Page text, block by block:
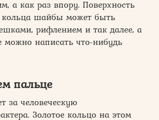
а как раз впору. Поверхность
кольца шайбы может быть
рифлением и так далее, а
можно написать что-нибудь
пальце
за человеческую
Золотое кольцо на этом